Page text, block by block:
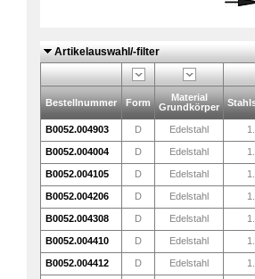
Artikelauswahl/-filter
Bestellnummer Form
Material
Grundkörper
B0052.004903 D Edelstahl
B0052.004004 D Edelstahl
B0052.004105 D Edelstahl
B0052.004206 D Edelstahl
B0052.004308 D Edelstahl
B0052.004410 D Edelstahl
B0052.004412 D Edelstahl